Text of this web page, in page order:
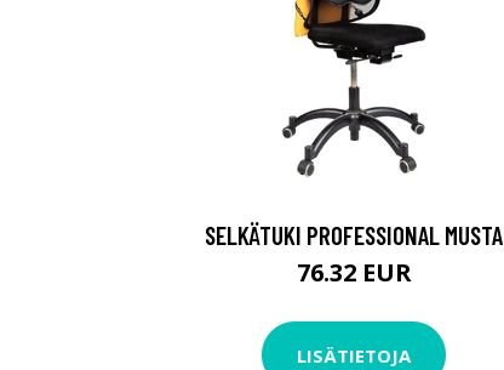
SELKÄTUKI PROFESSIONAL MUSTA
76.32 EUR
LISÄTIETOJA